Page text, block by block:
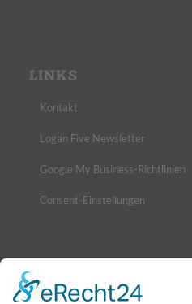
LINKS
Kontakt
Logan Five Newsletter
Google My Business-Richtlinien
Consent-Einstellungen